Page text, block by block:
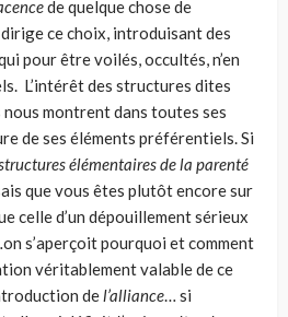
de quelque chose de
ce choix, introduisant des
pour être voilés, occultés, n’en
L’intérêt des struc­tures dites
nous montrent dans toutes ses
de ses éléments préférentiels. Si
élémentaires de la parenté
que vous êtes plutôt encore sur
celle d’un dépouillement sérieux
s’aperçoit pourquoi et comment
véritablement valable de ce
del’alliance… si